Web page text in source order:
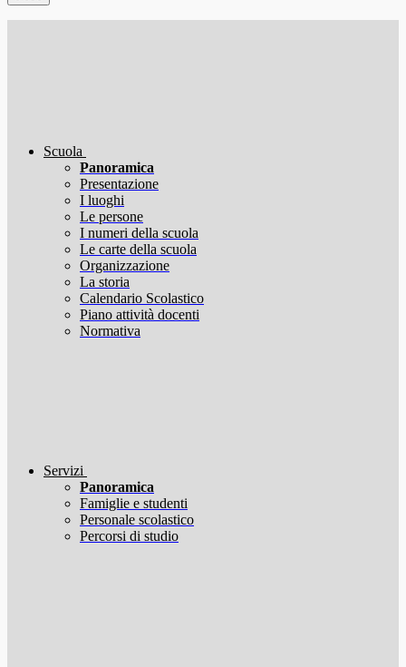
Scuola
Panoramica
Presentazione
I luoghi
Le persone
I numeri della scuola
Le carte della scuola
Organizzazione
La storia
Calendario Scolastico
Piano attività docenti
Normativa
Servizi
Panoramica
Famiglie e studenti
Personale scolastico
Percorsi di studio